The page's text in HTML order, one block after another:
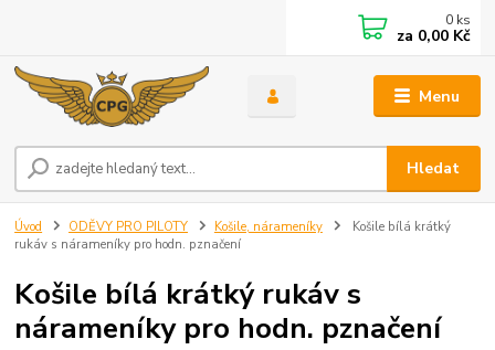
Menu
Hledat
0 ks
za 0,00 Kč
Úvod ODĚVY PRO PILOTY Košile, nárameníky
Košile bílá krátký
rukáv s nárameníky pro hodn. pznačení
Košile bílá krátký rukáv s
nárameníky pro hodn. pznačení